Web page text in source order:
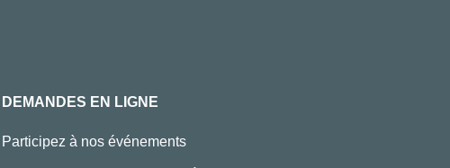
DEMANDES EN LIGNE
Participez à nos événements